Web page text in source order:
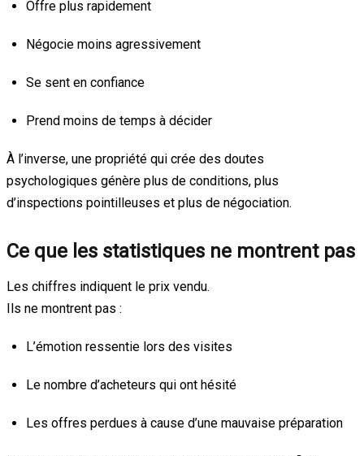
Offre plus rapidement
Négocie moins agressivement
Se sent en confiance
Prend moins de temps à décider
À l’inverse, une propriété qui crée des doutes
psychologiques génère plus de conditions, plus
d’inspections pointilleuses et plus de négociation.
Ce que les statistiques ne montrent pas
Les chiffres indiquent le prix vendu.
Ils ne montrent pas :
L’émotion ressentie lors des visites
Le nombre d’acheteurs qui ont hésité
Les offres perdues à cause d’une mauvaise préparation